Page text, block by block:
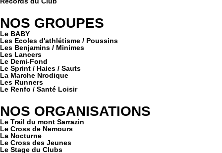
NOS GROUPES
Le BABY
Les Ecoles d'athlétisme / Poussins
Les Benjamins / Minimes
Les Lancers
Le Demi-Fond
Le Sprint / Haies / Sauts
La Marche Nrodique
Les Runners
Le Renfo / Santé Loisir
NOS ORGANISATIONS
Le Trail du mont Sarrazin
Le Cross de Nemours
La Nocturne
Le Cross des Jeunes
Le Stage du Clubs